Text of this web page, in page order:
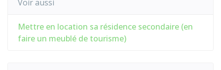
Voir aussi
Mettre en location sa résidence secondaire (en
faire un meublé de tourisme)